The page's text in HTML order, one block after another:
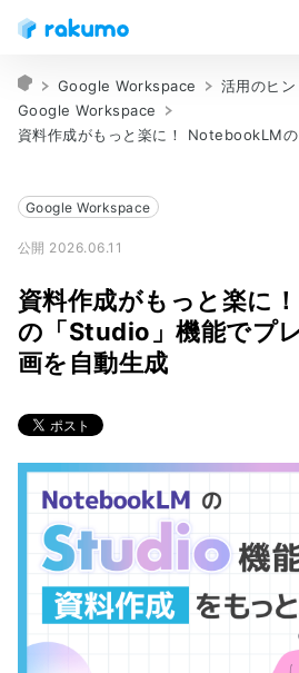
Google Workspace
活用のヒン
Google Workspace
Google Workspace
公開 2026.06.11
資料作成がもっと楽に
の「Studio」機能でプ
画を自動生成